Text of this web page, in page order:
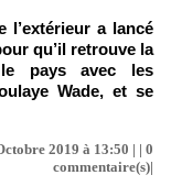
l’extérieur a lancé
qu’il retrouve la
pays avec les
Wade, et se
2019 à 13:50 | | 0
commentaire(s)|